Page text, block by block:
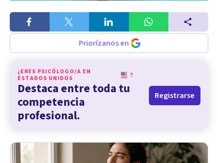
Priorízanos en
¿ERES PSICÓLOGO/A EN
ESTADOS UNIDOS
?
Destaca entre toda tu
competencia
profesional.
Registrarse